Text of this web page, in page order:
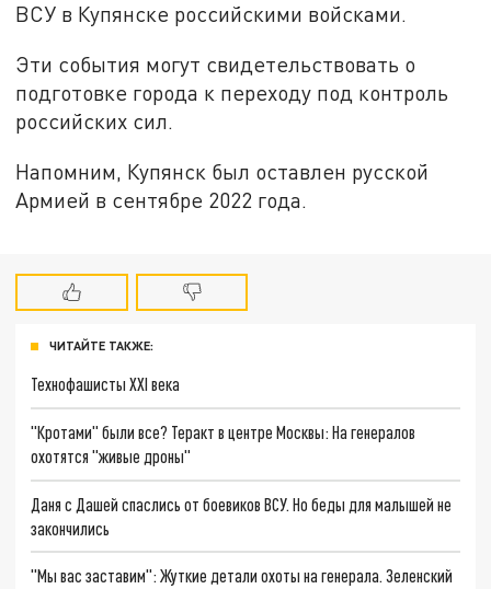
ВСУ в Купянске российскими войсками.
Эти события могут свидетельствовать о
подготовке города к переходу под контроль
российских сил.
Напомним, Купянск был оставлен русской
Армией в сентябре 2022 года.
ЧИТАЙТЕ ТАКЖЕ:
Технофашисты XXI века
"Кротами" были все? Теракт в центре Москвы: На генералов
охотятся "живые дроны"
Даня с Дашей спаслись от боевиков ВСУ. Но беды для малышей не
закончились
"Мы вас заставим": Жуткие детали охоты на генерала. Зеленский